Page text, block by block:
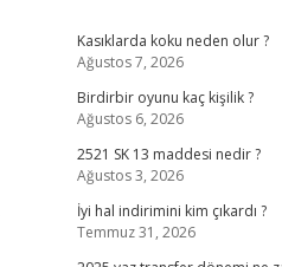
Kasıklarda koku neden olur ?
Ağustos 7, 2026
Birdirbir oyunu kaç kişilik ?
Ağustos 6, 2026
2521 SK 13 maddesi nedir ?
Ağustos 3, 2026
İyi hal indirimini kim çıkardı ?
Temmuz 31, 2026